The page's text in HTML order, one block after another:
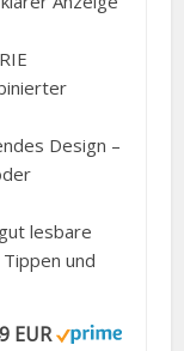
Design –
lesbare
und
EUR